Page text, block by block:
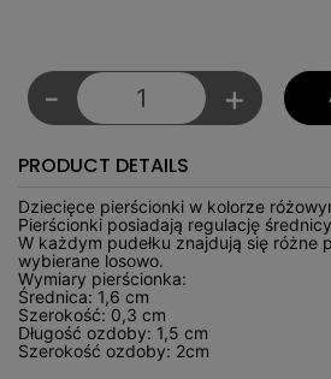
- +
PRODUCT DETAILS
Dziecięce pierścionki w kolorze
Pierścionki posiadają regulację
W każdym pudełku znajdują się różne
wybierane losowo.
Wymiary pierścionka:
Średnica: 1,6 cm
Szerokość: 0,3 cm
Długość ozdoby: 1,5 cm
Szerokość ozdoby: 2cm